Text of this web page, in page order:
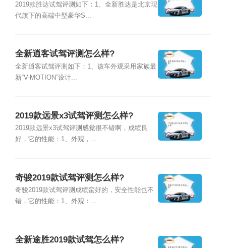
2019款胜达试驾评测如下：1、全新胜达是北京现
代旗下的高端中型豪华S...
全新逍客试驾评测怎么样?
全新逍客试驾评测如下：1、该车外观采用家族最
新“V-MOTION”设计...
2019款远景x3试驾评测怎么样?
2019款远景x3试驾评测感觉很不错啊，成绩良
好，它的性能：1、外观，...
奇骏2019款试驾评测怎么样?
奇骏2019款试驾评测成绩蛮好的，安全性能也不
错，它的性能：1、外观：...
全新途胜2019款试驾怎么样?